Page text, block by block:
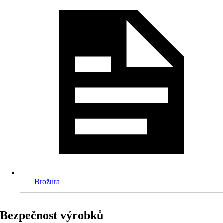
Brožura
Bezpečnost výrobků